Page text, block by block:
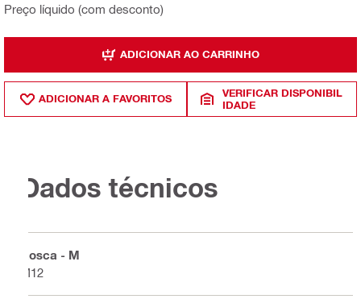
Preço líquido (com desconto)
ADICIONAR AO CARRINHO
ADICIONAR A FAVORITOS
VERIFICAR DISPONIBIL
IDADE
Dados técnicos
Rosca - M
M12